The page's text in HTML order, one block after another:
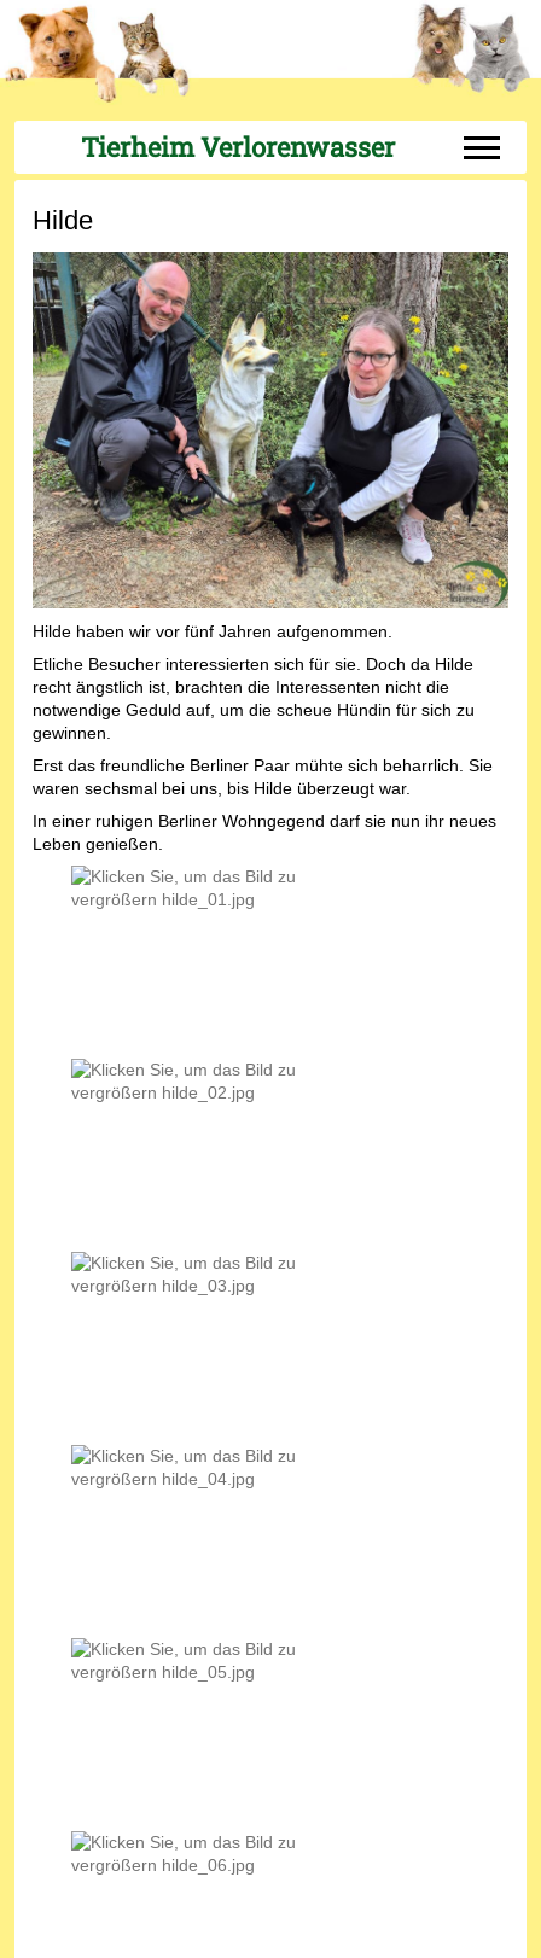
Tierheim Verlorenwasser Off-
Hilde
Hilde haben wir vor fünf Jahren aufgenommen.
Etliche Besucher interessierten sich für sie. Doch da Hilde
recht ängstlich ist, brachten die Interessenten nicht die
notwendige Geduld auf, um die scheue Hündin für sich zu
gewinnen.
Erst das freundliche Berliner Paar mühte sich beharrlich. Sie
waren sechsmal bei uns, bis Hilde überzeugt war.
In einer ruhigen Berliner Wohngegend darf sie nun ihr neues
Leben genießen.